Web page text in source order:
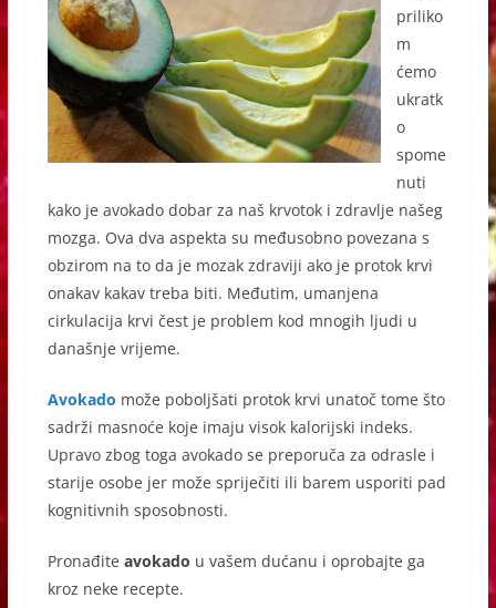
priliko
m
ćemo
ukratk
o
spome
nuti
kako je avokado dobar za naš krvotok i zdravlje našeg
mozga. Ova dva aspekta su međusobno povezana s
obzirom na to da je mozak zdraviji ako je protok krvi
onakav kakav treba biti. Međutim, umanjena
cirkulacija krvi čest je problem kod mnogih ljudi u
današnje vrijeme.
Avokado može poboljšati protok krvi unatoč tome što
sadrži masnoće koje imaju visok kalorijski indeks.
Upravo zbog toga avokado se preporuča za odrasle i
starije osobe jer može spriječiti ili barem usporiti pad
kognitivnih sposobnosti.
Pronađite avokado u vašem dućanu i oprobajte ga
kroz neke recepte.